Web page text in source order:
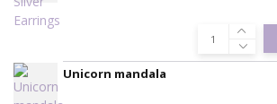
Unicorn mandala